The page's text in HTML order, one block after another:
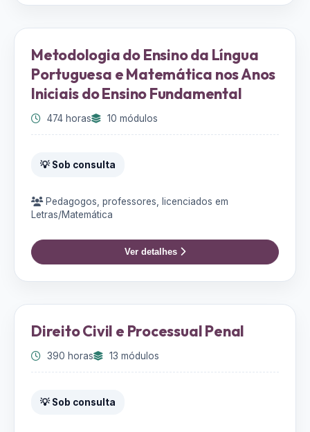
Metodologia do Ensino da Língua
Portuguesa e Matemática nos Anos
Iniciais do Ensino Fundamental
474 horas 10 módulos
💡 Sob consulta
Pedagogos, professores, licenciados em
Letras/Matemática
Ver detalhes
Direito Civil e Processual Penal
390 horas 13 módulos
💡 Sob consulta